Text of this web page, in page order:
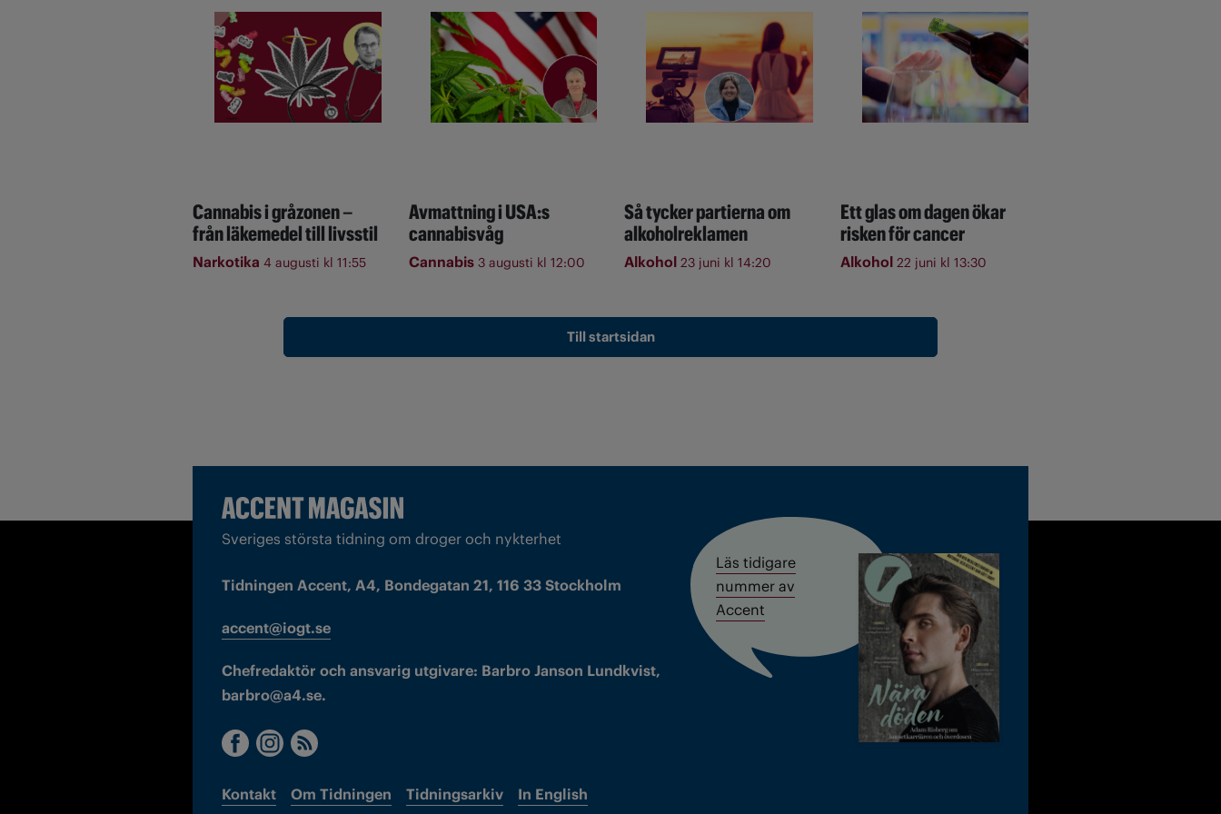
Cannabis i gråzonen –
från läkemedel till livsstil
Narkotika 4 augusti kl 11:55
Avmattning i USA:s
cannabisvåg
Cannabis 3 augusti kl 12:00
Så tycker partierna om
alkoholreklamen
Alkohol 23 juni kl 14:20
Ett glas om dagen ökar
risken för cancer
Alkohol 22 juni kl 13:30
Till startsidan
Sveriges största tidning om droger och nykterhet
Tidningen Accent, A4, Bondegatan 21, 116 33 Stockholm
accent@iogt.se
Chefredaktör och ansvarig utgivare: Barbro Janson Lundkvist,
barbro@a4.se.
Kontakt Om Tidningen Tidningsarkiv In English
Läs tidigare
nummer av
Accent